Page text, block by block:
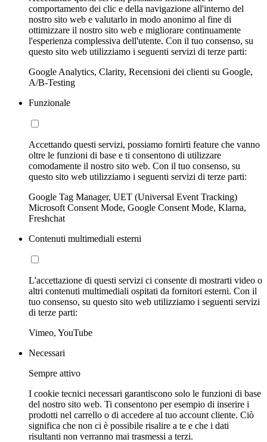
comportamento dei clic e della navigazione all'interno del
nostro sito web e valutarlo in modo anonimo al fine di
ottimizzare il nostro sito web e migliorare continuamente
l'esperienza complessiva dell'utente. Con il tuo consenso, su
questo sito web utilizziamo i seguenti servizi di terze parti:
Google Analytics, Clarity, Recensioni dei clienti su Google,
A/B-Testing
Funzionale
Accettando questi servizi, possiamo fornirti feature che vanno
oltre le funzioni di base e ti consentono di utilizzare
comodamente il nostro sito web. Con il tuo consenso, su
questo sito web utilizziamo i seguenti servizi di terze parti:
Google Tag Manager, UET (Universal Event Tracking)
Microsoft Consent Mode, Google Consent Mode, Klarna,
Freshchat
Contenuti multimediali esterni
L'accettazione di questi servizi ci consente di mostrarti video o
altri contenuti multimediali ospitati da fornitori esterni. Con il
tuo consenso, su questo sito web utilizziamo i seguenti servizi
di terze parti:
Vimeo, YouTube
Necessari
Sempre attivo
I cookie tecnici necessari garantiscono solo le funzioni di base
del nostro sito web. Ti consentono per esempio di inserire i
prodotti nel carrello o di accedere al tuo account cliente. Ciò
significa che non ci è possibile risalire a te e che i dati
risultanti non verranno mai trasmessi a terzi.